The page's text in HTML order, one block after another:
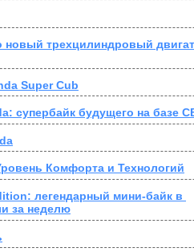
новый трехцилиндровый
Super Cub
супербайк будущего на базе
Комфорта и Технологий
легендарный мини-байк в
за неделю